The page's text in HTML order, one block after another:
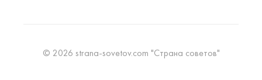
© 2026 strana-sovetov.com "Страна советов"